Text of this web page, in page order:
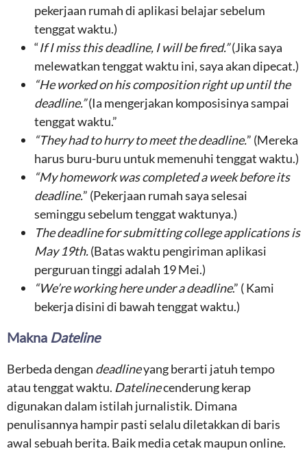
pekerjaan rumah di aplikasi belajar sebelum
tenggat waktu.)
“If I miss this deadline, I will be fired.”(Jika saya
melewatkan tenggat waktu ini, saya akan dipecat.)
“He worked on his composition right up until the
deadline.”(Ia mengerjakan komposisinya sampai
tenggat waktu.”
“They had to hurry to meet the deadline.” (Mereka
harus buru-buru untuk memenuhi tenggat waktu.)
“My homework was completed a week before its
deadline.” (Pekerjaan rumah saya selesai
seminggu sebelum tenggat waktunya.)
The deadline for submitting college applications is
May 19th.(Batas waktu pengiriman aplikasi
perguruan tinggi adalah 19 Mei.)
“We’re working here under a deadline.” ( Kami
bekerja disini di bawah tenggat waktu.)
Makna Dateline
Berbeda dengan deadlineyang berarti jatuh tempo
atau tenggat waktu. Datelinecenderung kerap
digunakan dalam istilah jurnalistik. Dimana
penulisannya hampir pasti selalu diletakkan di baris
awal sebuah berita. Baik media cetak maupun online.